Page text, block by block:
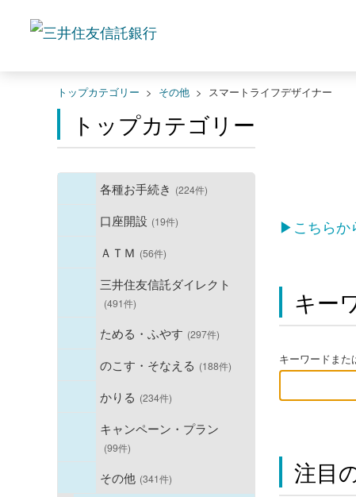
トップカテゴリー > その他 > スマートライフデザイナー
トップカテゴリー
各種お手続き (224件)
口座開設 (19件)
ＡＴＭ (56件)
三井住友信託ダイレクト
(491件)
ためる・ふやす (297件)
のこす・そなえる (188件)
かりる (234件)
キャンペーン・プラン
(99件)
その他 (341件)
▶こちらか
キー
キーワードまた
注目